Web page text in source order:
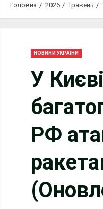
Головна 2026 Травень
НОВИНИ УКРАЇНИ
У
РФ